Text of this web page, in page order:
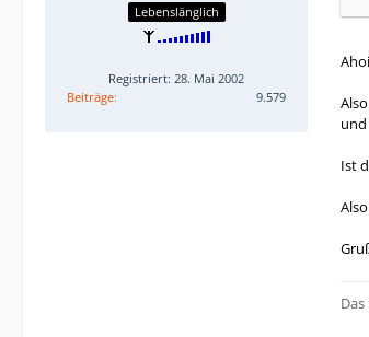
Lebenslänglich
Registriert: 28. Mai 2002
Beiträge
9.579
Ist